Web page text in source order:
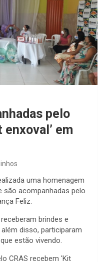
pelo
enxoval’ em
uma homenagem
são acompanhadas pelo
Feliz.
brindes e
disso, participaram
estão vivendo.